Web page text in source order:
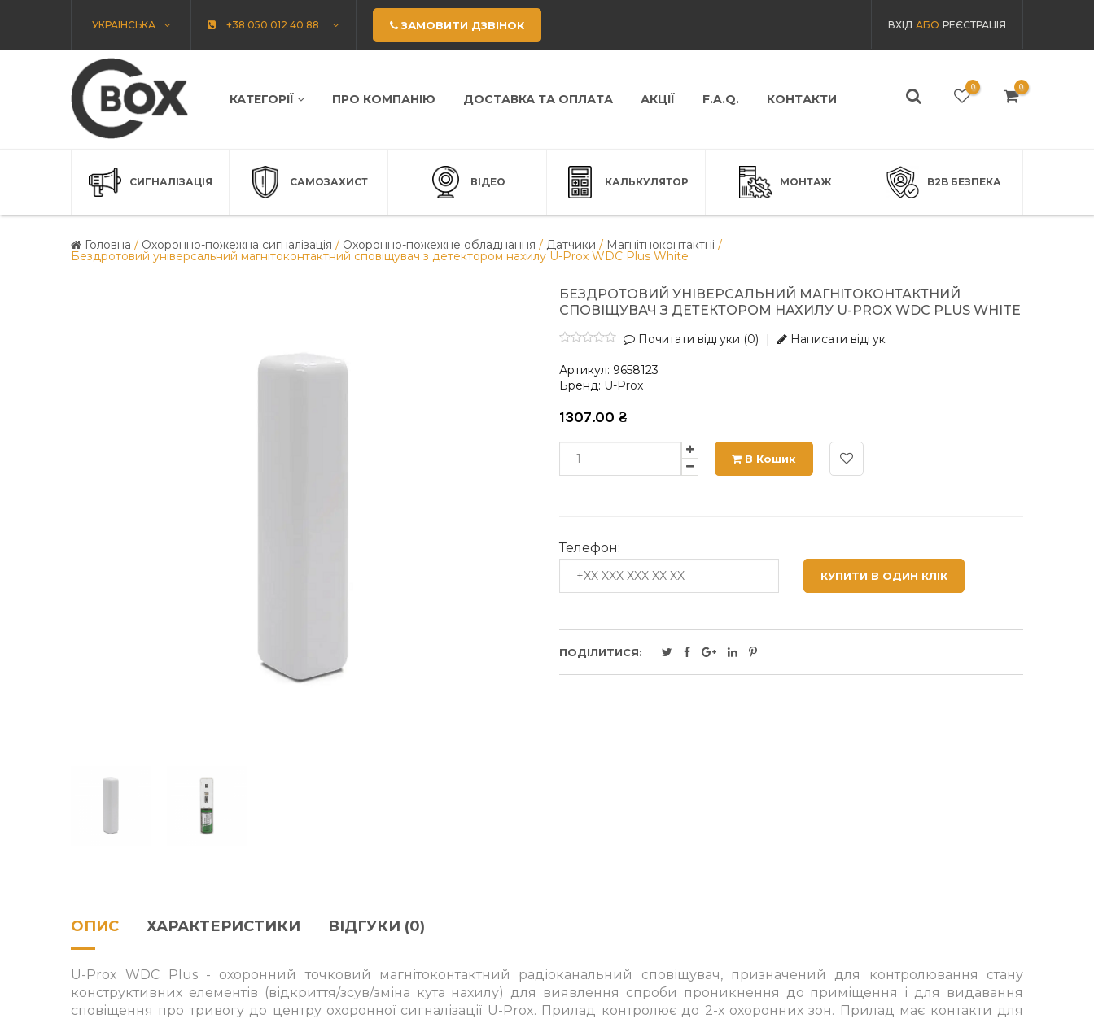
УКРАЇНСЬКА +38 050 012 40 88 ЗАМОВИТИ ДЗВІНОК ВХІД АБО РЕЄСТРАЦІЯ
КАТЕГОРІЇ ПРО КОМПАНІЮ ДОСТАВКА ТА ОПЛАТА АКЦІЇ F.A.Q. КОНТАКТИ
0 0
СИГНАЛІЗАЦІЯ САМОЗАХИСТ ВІДЕО КАЛЬКУЛЯТОР МОНТАЖ B2B БЕЗПЕКА
Головна / Охоронно-пожежна сигналізація / Охоронно-пожежне обладнання / Датчики / Магнітноконтактні /
Бездротовий універсальний магнітоконтактний сповіщувач з детектором нахилу U-Prox WDC Plus White
БЕЗДРОТОВИЙ УНІВЕРСАЛЬНИЙ МАГНІТОКОНТАКТНИЙ
СПОВІЩУВАЧ З ДЕТЕКТОРОМ НАХИЛУ U-PROX WDC PLUS WHITE
Почитати відгуки (0) | Написати відгук
Артикул: 9658123
Бренд: U-Prox
1307.00 ₴
В Кошик
Телефон:
КУПИТИ В ОДИН КЛІК
ПОДІЛИТИСЯ:
ОПИС ХАРАКТЕРИСТИКИ ВІДГУКИ (0)
U-Prox WDC Plus - охоронний точковий магнітоконтактний радіоканальний сповіщувач, призначений для контролювання
стану
конструктивних елементів (відкриття/зсув/зміна кута нахилу) для виявлення спроби проникнення до приміщення і для
видавання
сповіщення про тривогу до центру охоронної сигналізації U-Prox. Прилад контролює до 2-х охоронних зон. Прилад має контакти для